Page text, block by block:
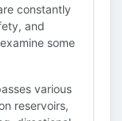
constantly
and
some
various
reservoirs,